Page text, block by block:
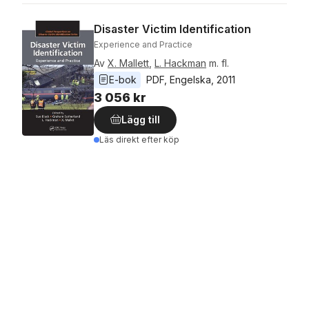
Disaster Victim Identification
Experience and Practice
Av X. Mallett L. Hackman m. fl.
E-bok
PDF Engelska 2011
3 056 kr
Lägg till
Läs direkt efter köp